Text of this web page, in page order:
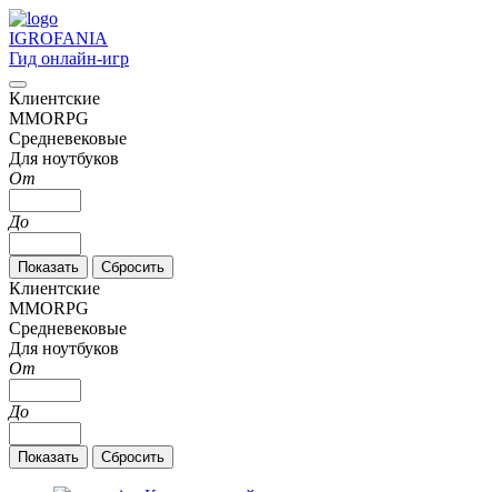
IGROFANIA
Гид онлайн-игр
Клиентские
MMORPG
Средневековые
Для ноутбуков
От
До
Клиентские
MMORPG
Средневековые
Для ноутбуков
От
До